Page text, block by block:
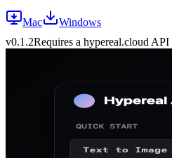
Mac
Windows
v0.1.2Requires a hypereal.cloud API